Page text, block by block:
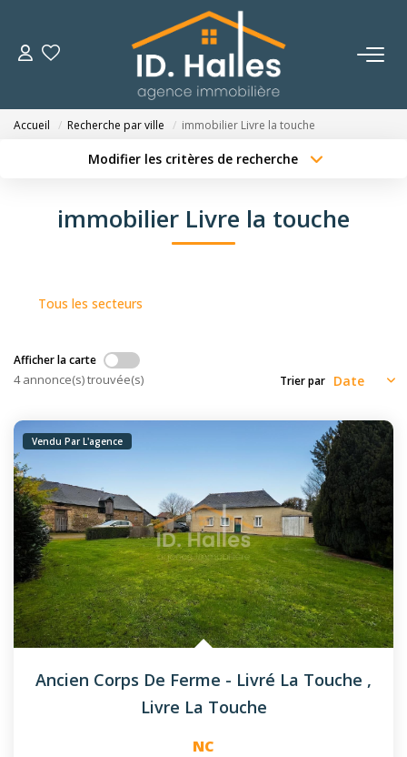
VENTES
Accueil Recherche par ville immobilier Livre la touche
Modifier les critères de recherche
Sélectionnez...
Type de bien
Surface min
immobilier Livre la touche
Tous les secteurs
Afficher la carte
4 annonce(s) trouvée(s) Trier par
Vendu Par L'agence
Ancien Corps De Ferme - Livré La Touche ,
Livre La Touche
NC